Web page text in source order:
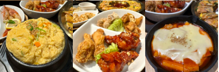
連絡先
0804-216-2288
法人名・事業者名
韓国料理メチュリ
店名
韓国料理 メチュリ
勤務地
岐阜県岐阜市中鶉6-1-1